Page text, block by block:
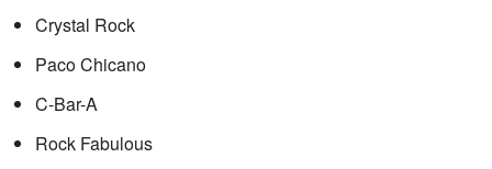
Crystal Rock
Paco Chicano
C-Bar-A
Rock Fabulous